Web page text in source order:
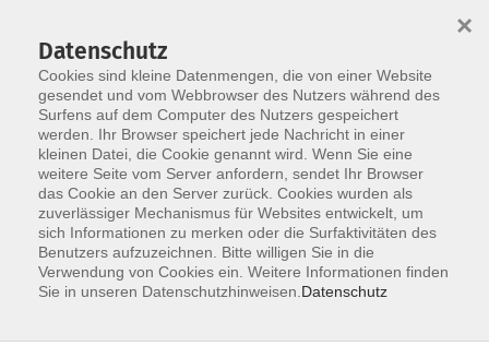
Skip to main content
Der Kurs konnte nicht gefunden werden.
Datenschutz
Cookies sind kleine Datenmengen, die von einer Website
gesendet und vom Webbrowser des Nutzers während des
Surfens auf dem Computer des Nutzers gespeichert
werden. Ihr Browser speichert jede Nachricht in einer
kleinen Datei, die Cookie genannt wird. Wenn Sie eine
weitere Seite vom Server anfordern, sendet Ihr Browser
das Cookie an den Server zurück. Cookies wurden als
zuverlässiger Mechanismus für Websites entwickelt, um
sich Informationen zu merken oder die Surfaktivitäten des
Benutzers aufzuzeichnen. Bitte willigen Sie in die
Verwendung von Cookies ein. Weitere Informationen finden
Sie in unseren Datenschutzhinweisen. Datenschutz
×